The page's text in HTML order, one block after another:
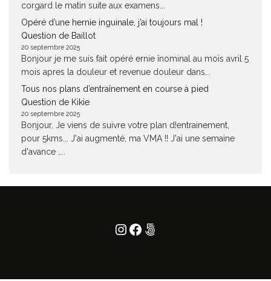
corgard le matin suite aux examens...
Opéré d’une hernie inguinale, j’ai toujours mal !
Question de Baillot
20 septembre 2025
Bonjour je me suis fait opéré ernie înominal au mois avril 5
mois apres la douleur et revenue douleur dans...
Tous nos plans d’entraînement en course à pied
Question de Kikie
20 septembre 2025
Bonjour, Je viens de suivre votre plan d!entrainement,
pour 5kms... J'ai augmenté, ma VMA !! J'ai une semaine
d'avance ,...
Instagram
Facebook
500px